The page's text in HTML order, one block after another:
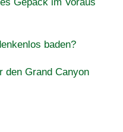
baden?
den Grand Canyon